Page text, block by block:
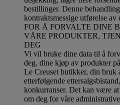
bestillinger. Denne
kontraktsmessige utførelse av
FOR Å FORVALTE DINE
VÅRE PRODUKTER,
DEG
Vi vil bruke dine data til å
deg, dine kjøp av produkter
Le Creuset butikker, din bruk
etterfølgende
konkurranser. Det kan være
om deg for våre